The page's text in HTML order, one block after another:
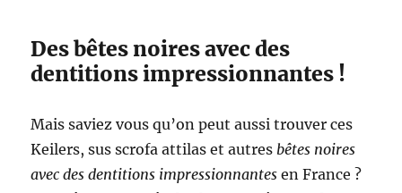
Des bêtes noires avec des
dentitions impressionnantes !
Mais saviez vous qu’on peut aussi trouver ces
Keilers, sus scrofa attilas et autres bêtes noires
avec des dentitions impressionnantes en France ?